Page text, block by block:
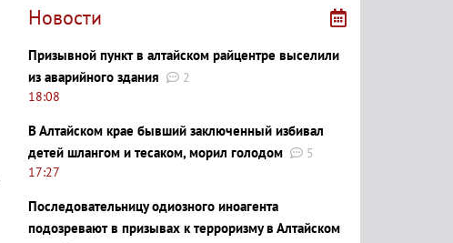
Новости
Призывной пункт в алтайском райцентре выселили
из аварийного здания
2
18:08
В Алтайском крае бывший заключенный избивал
детей шлангом и тесаком, морил голодом
5
17:27
Последовательницу одиозного иноагента
подозревают в призывах к терроризму в Алтайском